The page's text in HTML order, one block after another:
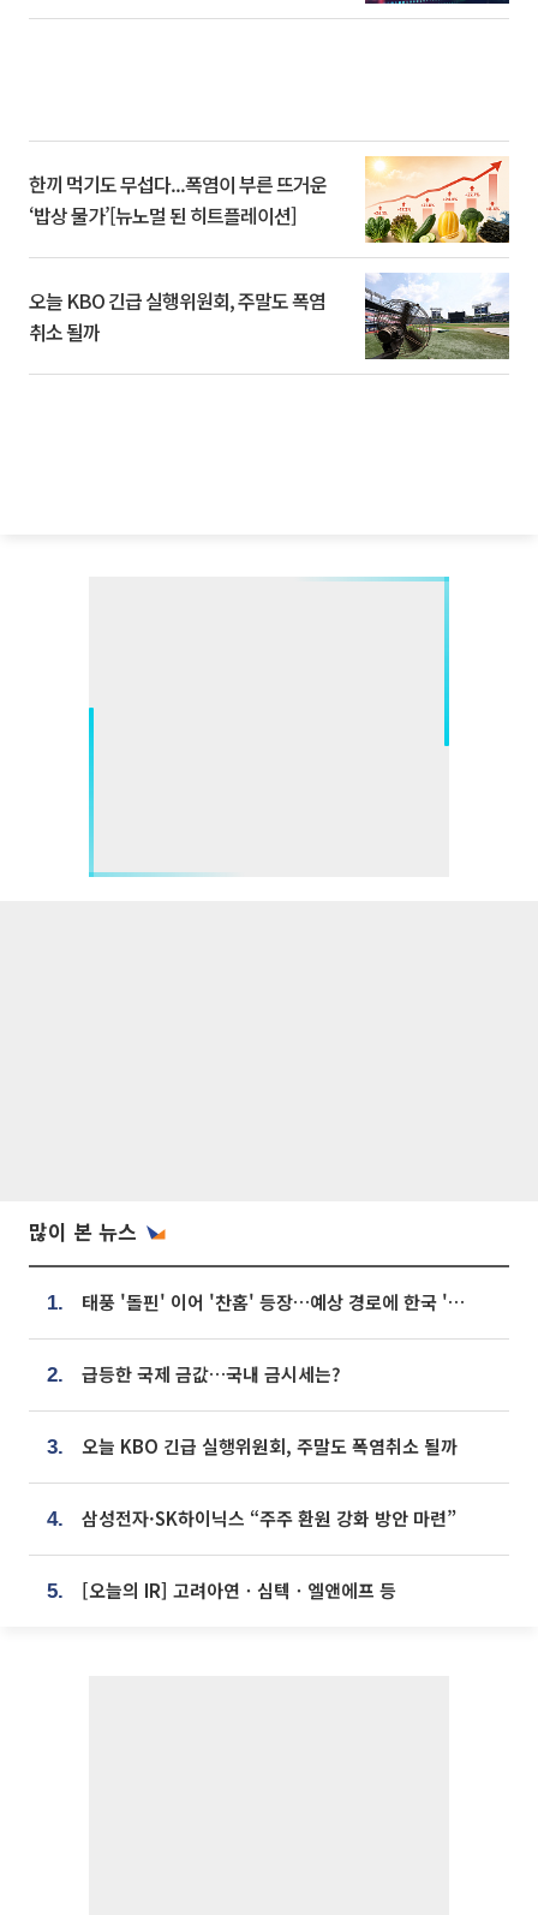
한끼 먹기도 무섭다...폭염이 부른 뜨거운
‘밥상 물가’[뉴노멀 된 히트플레이션]
오늘 KBO 긴급 실행위원회, 주말도 폭염
취소 될까
많이 본 뉴스
1. 태풍 '돌핀' 이어 '찬홈' 등장…예상 경로에 한국 '한숨'
2. 급등한 국제 금값…국내 금시세는?
3. 오늘 KBO 긴급 실행위원회, 주말도 폭염취소 될까
4. 삼성전자·SK하이닉스 “주주 환원 강화 방안 마련”
5. [오늘의 IR] 고려아연ㆍ심텍ㆍ엘앤에프 등